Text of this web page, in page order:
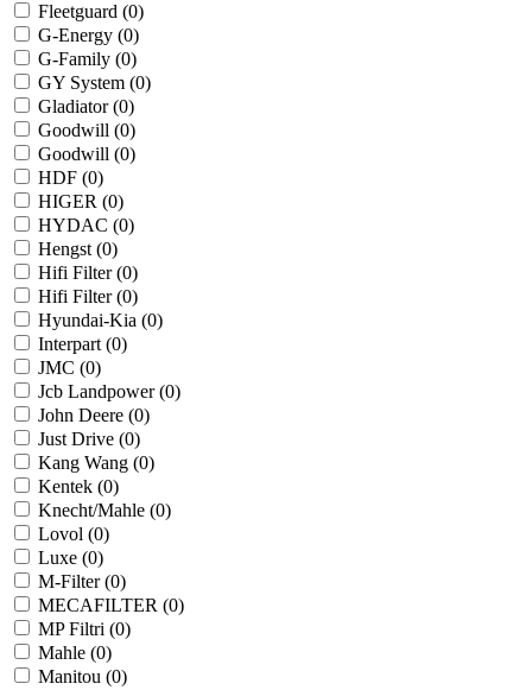
Fleetguard (0)
G-Energy (0)
G-Family (0)
GY System (0)
Gladiator (0)
Goodwill (0)
Goodwill (0)
HDF (0)
HIGER (0)
HYDAC (0)
Hengst (0)
Hifi Filter (0)
Hifi Filter (0)
Hyundai-Kia (0)
Interpart (0)
JMC (0)
Jcb Landpower (0)
John Deere (0)
Just Drive (0)
Kang Wang (0)
Kentek (0)
Knecht/Mahle (0)
Lovol (0)
Luxe (0)
M-Filter (0)
MECAFILTER (0)
MP Filtri (0)
Mahle (0)
Manitou (0)